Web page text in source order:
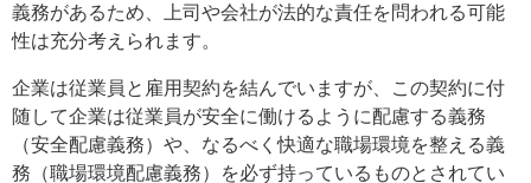
義務があるため、上司や会社が法的な責任を問われる可能
性は充分考えられます。
企業は従業員と雇用契約を結んでいますが、この契約に付
随して企業は従業員が安全に働けるように配慮する義務
（安全配慮義務）や、なるべく快適な職場環境を整える義
務（職場環境配慮義務）を必ず持っているものとされてい